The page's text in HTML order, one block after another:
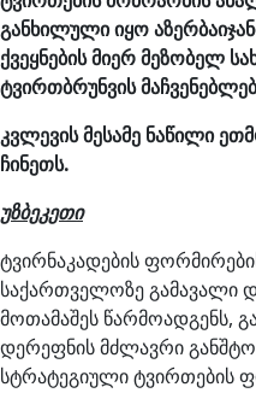
განხილული იყო
ქვეყნების მიერ მეზობელ
ტვირთბრუნვის
კვლევის მესამე ნაწილი
ჩინეთს.
უზბეკეთი
ტვირნაკადების
საქართველოზე გამავალი
მოთამაშეს წარმოადგენს,
დერეფნის მძლავრი
სტრატეგიული ტვირთების